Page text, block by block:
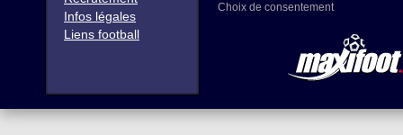
Infos légales
Liens football
Choix de consentement